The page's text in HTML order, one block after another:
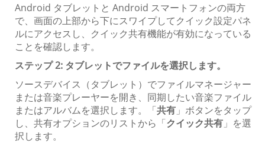
Android タブレットと Android スマートフォンの両方
で、画面の上部から下にスワイプしてクイック設定パネ
ルにアクセスし、クイック共有機能が有効になっている
ことを確認します。
ステップ 2: タブレットでファイルを選択します。
ソースデバイス（タブレット）でファイルマネージャー
または音楽プレーヤーを開き、同期したい音楽ファイル
またはアルバムを選択します。「共有 」ボタンをタップ
し、共有オプションのリストから「クイック共有 」を選
択します。